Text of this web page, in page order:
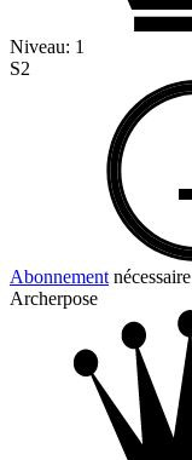
Niveau: 1
S2
Abonnement nécessaire
Archerpose